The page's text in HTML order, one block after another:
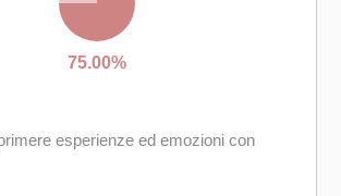
75.00%
esperienze ed emozioni con